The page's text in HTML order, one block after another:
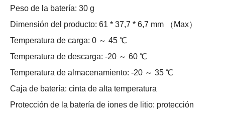
Peso de la batería: 30 g
Dimensión del producto: 61 * 37,7 * 6,7 mm （Max）
Temperatura de carga: 0 ～ 45 ℃
Temperatura de descarga: -20 ～ 60 ℃
Temperatura de almacenamiento: -20 ～ 35 ℃
Caja de batería: cinta de alta temperatura
Protección de la batería de iones de litio: protección